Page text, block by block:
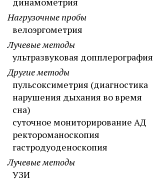
Нагрузочные пробы
велоэргометрия
Лучевые методы
ультразвуковая допплерография
Другие методы
пульсоксиметрия (диагностика
нарушения дыхания во время
сна)
суточное мониторирование АД
ректороманоскопия
гастродуоденоскопия
Лучевые методы
УЗИ